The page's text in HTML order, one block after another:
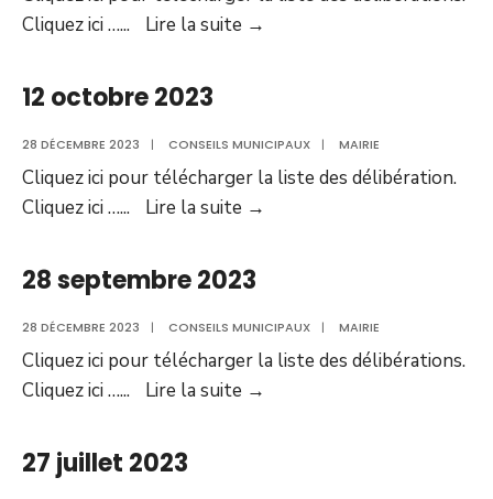
Cliquez ici …... Lire la suite →
12 octobre 2023
28 DÉCEMBRE 2023 | CONSEILS MUNICIPAUX | MAIRIE
Cliquez ici pour télécharger la liste des délibération.
Cliquez ici …... Lire la suite →
28 septembre 2023
28 DÉCEMBRE 2023 | CONSEILS MUNICIPAUX | MAIRIE
Cliquez ici pour télécharger la liste des délibérations.
Cliquez ici …... Lire la suite →
27 juillet 2023